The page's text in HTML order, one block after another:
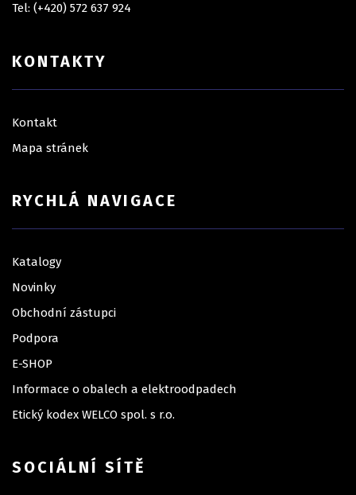
Tel: (+420) 572 637 924
KONTAKTY
Kontakt
Mapa stránek
RYCHLÁ NAVIGACE
Katalogy
Novinky
Obchodní zástupci
Podpora
E-SHOP
Informace o obalech a elektroodpadech
Etický kodex WELCO spol. s r.o.
SOCIÁLNÍ SÍTĚ